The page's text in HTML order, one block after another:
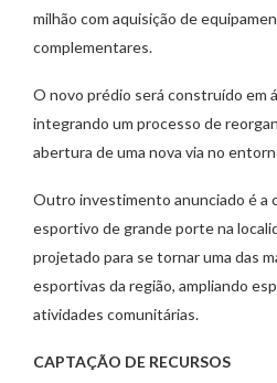
milhão com aquisição de
complementares.
O novo prédio será construído em
integrando um processo de
abertura de uma nova via no
Outro investimento anunciado é a
esportivo de grande porte na
projetado para se tornar uma das
esportivas da região, ampliando
atividades comunitárias.
CAPTAÇÃO DE RECURSOS